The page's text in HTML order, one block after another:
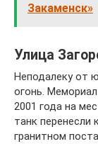
Закаменск»
Улица
Неподалеку от
огонь.
2001 года на
танк перенесли
гранитном